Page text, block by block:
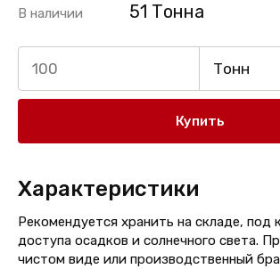
В наличии 51 Тонна
Тонн
Купить
Характеристики
Рекомендуется хранить на складе, под
доступа осадков и солнечного света.
чистом виде или производственный